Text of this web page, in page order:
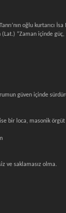
oğlu kurtarıcı İsa
“Zaman içinde güç,
güven içinde
bir loca, masonik
ve saklamasız olma.